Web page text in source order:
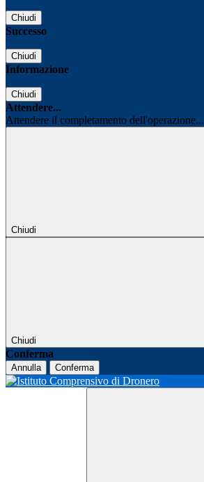
Chiudi
Successo
Chiudi
Informazione
Chiudi
Attendere...
Attendere il completamento dell'operazione...
Chiudi
Chiudi
Conferma
Annulla Conferma